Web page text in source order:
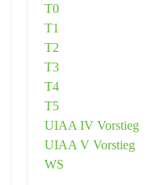
T0
T1
T2
T3
T4
T5
UIAA IV Vorstieg
UIAA V Vorstieg
WS